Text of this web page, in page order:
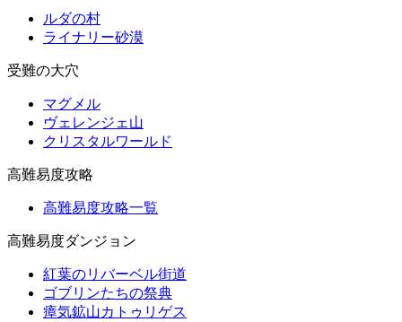
ルダの村
ライナリー砂漠
受難の大穴
マグメル
ヴェレンジェ山
クリスタルワールド
高難易度攻略
高難易度攻略一覧
高難易度ダンジョン
紅葉のリバーベル街道
ゴブリンたちの祭典
瘴気鉱山カトゥリゲス